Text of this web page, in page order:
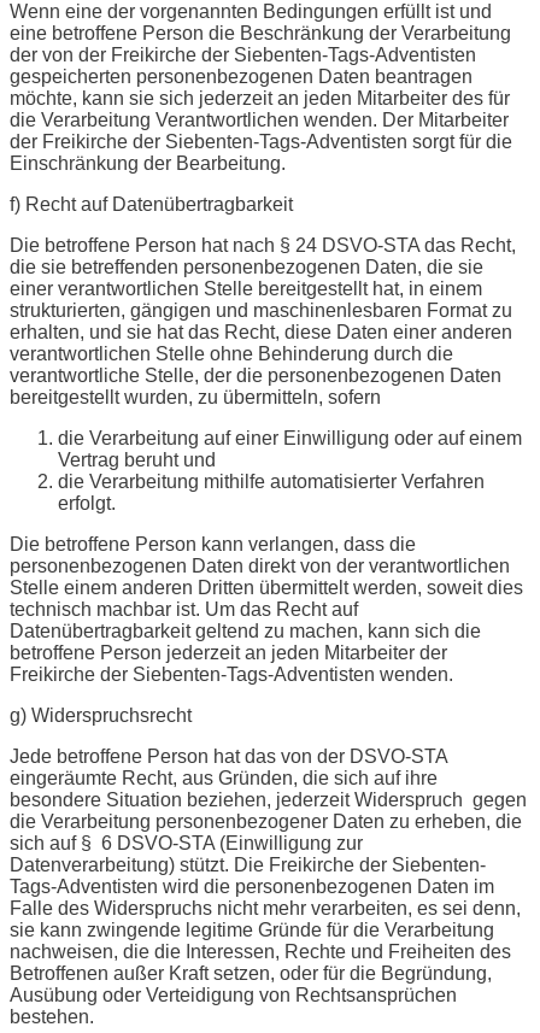
Wenn eine der vorgenannten Bedingungen erfüllt ist und
eine betroffene Person die Beschränkung der Verarbeitung
der von der Freikirche der Siebenten-Tags-Adventisten
gespeicherten personenbezogenen Daten beantragen
möchte, kann sie sich jederzeit an jeden Mitarbeiter des für
die Verarbeitung Verantwortlichen wenden. Der Mitarbeiter
der Freikirche der Siebenten-Tags-Adventisten sorgt für die
Einschränkung der Bearbeitung.
f) Recht auf Datenübertragbarkeit
Die betroffene Person hat nach § 24 DSVO-STA das Recht,
die sie betreffenden personenbezogenen Daten, die sie
einer verantwortlichen Stelle bereitgestellt hat, in einem
strukturierten, gängigen und maschinenlesbaren Format zu
erhalten, und sie hat das Recht, diese Daten einer anderen
verantwortlichen Stelle ohne Behinderung durch die
verantwortliche Stelle, der die personenbezogenen Daten
bereitgestellt wurden, zu übermitteln, sofern
die Verarbeitung auf einer Einwilligung oder auf einem
Vertrag beruht und
die Verarbeitung mithilfe automatisierter Verfahren
erfolgt.
Die betroffene Person kann verlangen, dass die
personenbezogenen Daten direkt von der verantwortlichen
Stelle einem anderen Dritten übermittelt werden, soweit dies
technisch machbar ist. Um das Recht auf
Datenübertragbarkeit geltend zu machen, kann sich die
betroffene Person jederzeit an jeden Mitarbeiter der
Freikirche der Siebenten-Tags-Adventisten wenden.
g) Widerspruchsrecht
Jede betroffene Person hat das von der DSVO-STA
eingeräumte Recht, aus Gründen, die sich auf ihre
besondere Situation beziehen, jederzeit Widerspruch gegen
die Verarbeitung personenbezogener Daten zu erheben, die
sich auf § 6 DSVO-STA (Einwilligung zur
Datenverarbeitung) stützt. Die Freikirche der Siebenten-
Tags-Adventisten wird die personenbezogenen Daten im
Falle des Widerspruchs nicht mehr verarbeiten, es sei denn,
sie kann zwingende legitime Gründe für die Verarbeitung
nachweisen, die die Interessen, Rechte und Freiheiten des
Betroffenen außer Kraft setzen, oder für die Begründung,
Ausübung oder Verteidigung von Rechtsansprüchen
bestehen.